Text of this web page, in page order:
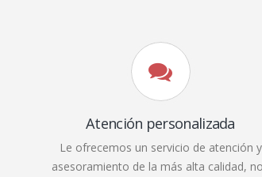
Atención personalizada
Le ofrecemos un servicio de atención y
asesoramiento de la más alta calidad,